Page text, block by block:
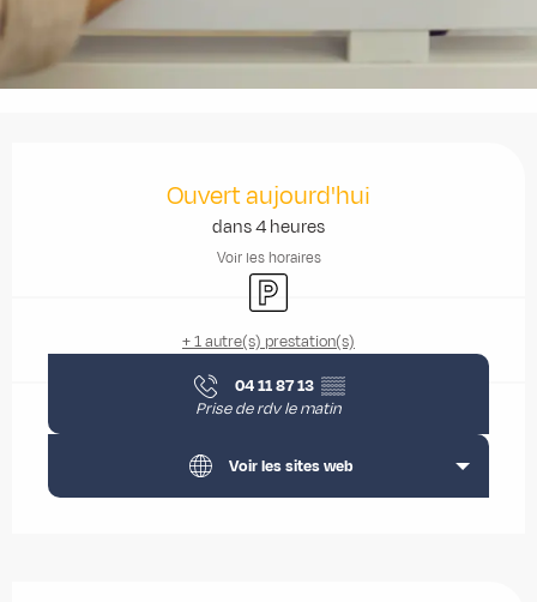
Ouvert aujourd'hui
dans 4 heures
Voir les horaires
Parking
+ 1 autre(s) prestation(s)
04 11 87 13 ▒▒
Prise de rdv le matin
Voir les sites web